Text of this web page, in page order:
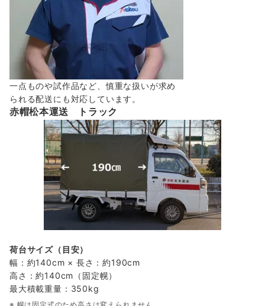
一点ものや試作品など、慎重な扱いが求め
られる配送にも対応しています。
赤帽松本運送 トラック
荷台サイズ（目安）
幅：約140cm × 長さ：約190cm
高さ：約140cm（固定幌）
最大積載重量：350kg